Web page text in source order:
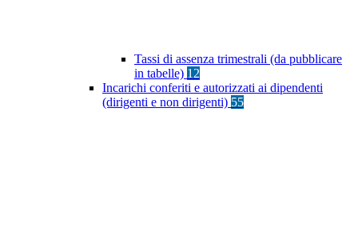
Tassi di assenza trimestrali (da pubblicare
in tabelle) 12
Incarichi conferiti e autorizzati ai dipendenti
(dirigenti e non dirigenti) 55